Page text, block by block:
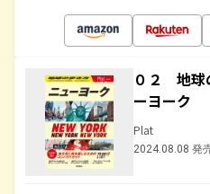
０２ 地
ーヨーク
Plat
2024.08.08 発